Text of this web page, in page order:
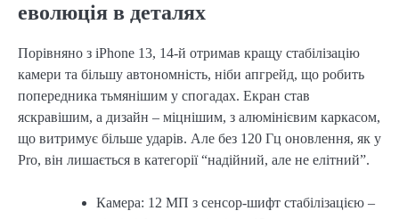
еволюція в деталях
Порівняно з iPhone 13, 14-й отримав кращу стабілізацію
камери та більшу автономність, ніби апгрейд, що робить
попередника тьмянішим у спогадах. Екран став
яскравішим, а дизайн – міцнішим, з алюмінієвим каркасом,
що витримує більше ударів. Але без 120 Гц оновлення, як у
Pro, він лишається в категорії “надійний, але не елітний”.
Камера: 12 МП з сенсор-шифт стабілізацією –